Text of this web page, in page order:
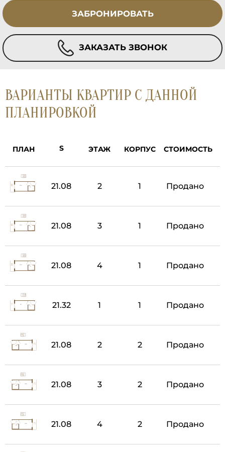
ЗАБРОНИРОВАТЬ
ЗАКАЗАТЬ ЗВОНОК
ВАРИАНТЫ КВАРТИР С ДАННОЙ
ПЛАНИРОВКОЙ
ПЛАН ЭТАЖ КОРПУС СТОИМОСТЬ
21.08 2 1 Продано
21.08 3 1 Продано
21.08 4 1 Продано
21.32 1 1 Продано
21.08 2 2 Продано
21.08 3 2 Продано
21.08 4 2 Продано